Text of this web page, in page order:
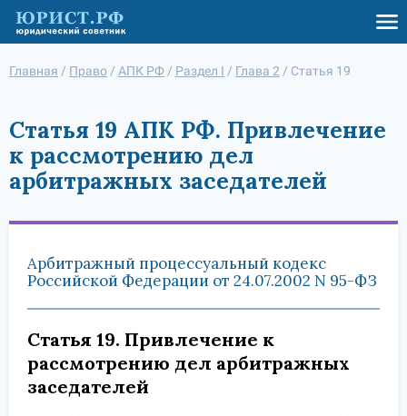
Главная / Право / АПК РФ / Раздел I / Глава 2 / Статья 19
Статья 19 АПК РФ. Привлечение
к рассмотрению дел
арбитражных заседателей
Арбитражный процессуальный кодекс
Российской Федерации от 24.07.2002 N 95-ФЗ
Статья 19. Привлечение к
рассмотрению дел арбитражных
заседателей